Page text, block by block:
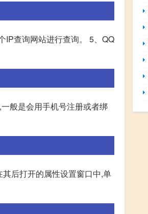
IP查询网站进行查询。 5、QQ
般是会用手机号注册或者绑
后打开的属性设置窗口中,单